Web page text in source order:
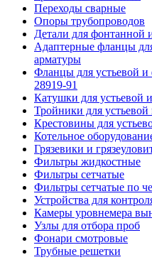
Переходы сварные
Опоры трубопроводов
Детали для фонтанной
Адаптерные фланцы
арматуры
Фланцы для устьевой
28919-91
Катушки для устьевой
Тройники для
Крестовины для
Котельное
Грязевики и
Фильтры жидкостные
Фильтры сетчатые
Фильтры сетчатые по
Устройства для
Камеры уровнемера
Узлы для отбора проб
Фонари смотровые
Трубные решетки